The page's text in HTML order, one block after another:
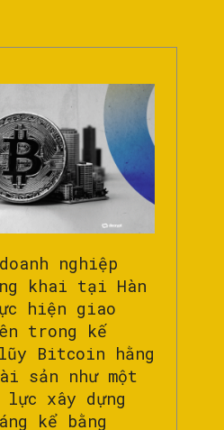
nghiệp
khai tại Hàn
hiện giao
trong kế
Bitcoin hằng
sản như một
lực xây dựng
kể bằng